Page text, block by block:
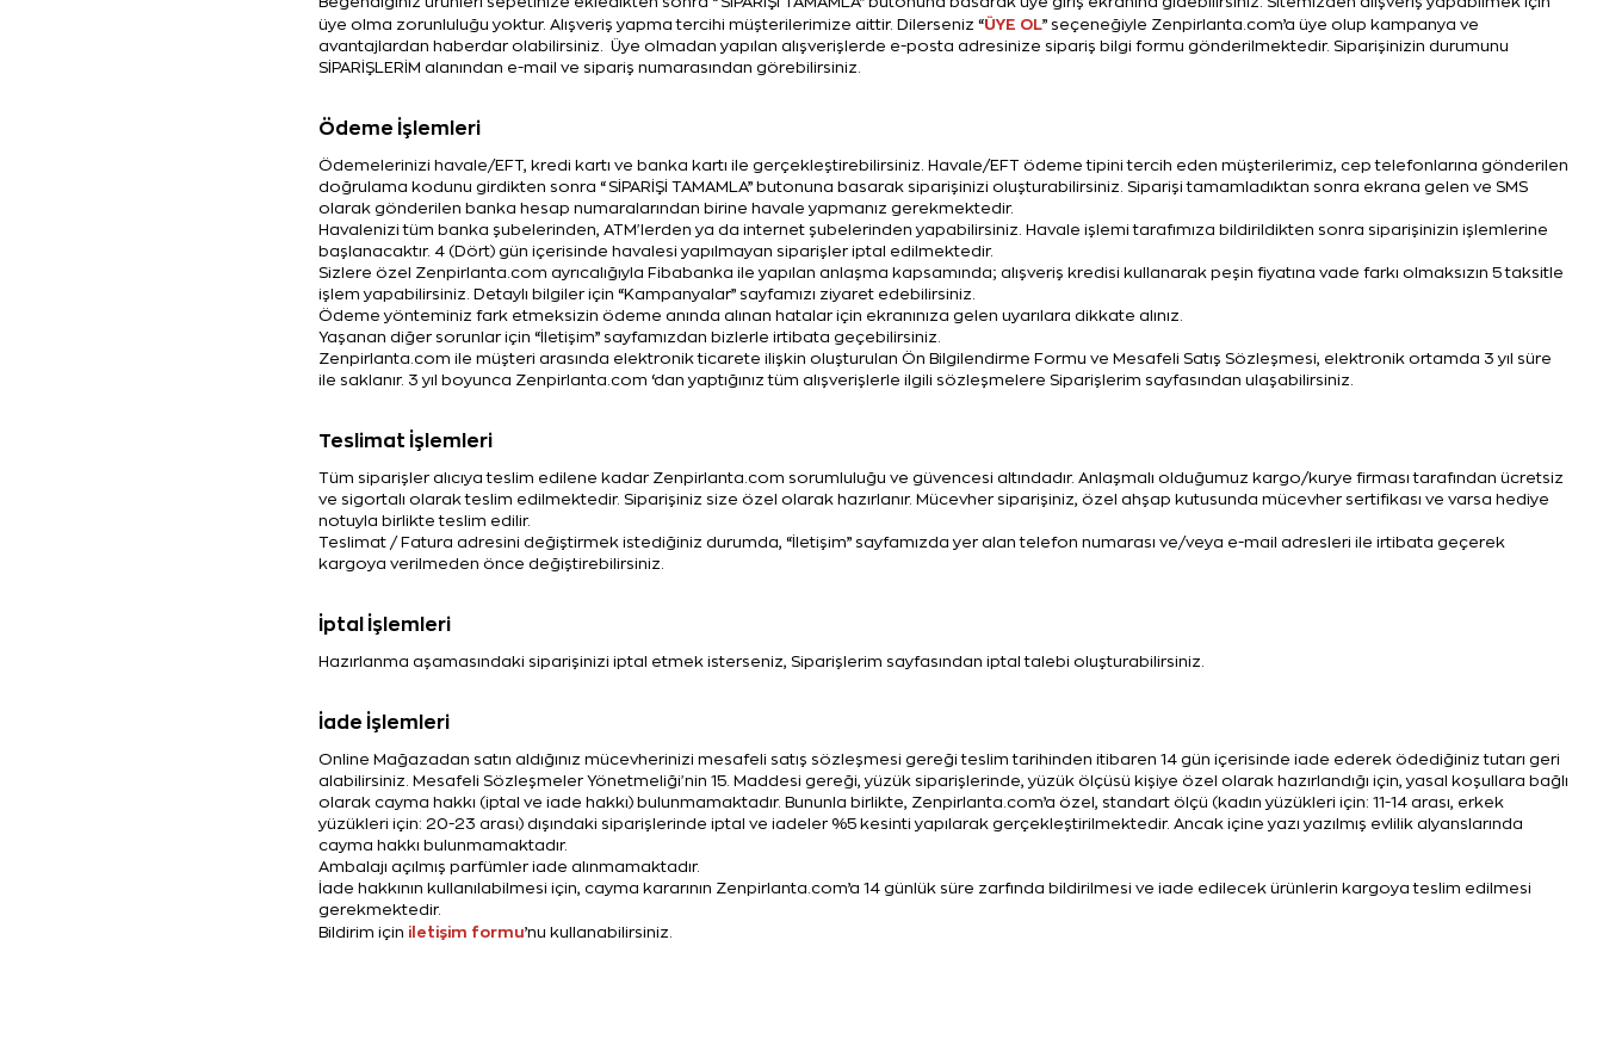
üye olma zorunluluğu yoktur. Alışveriş yapma tercihi müşterilerimize aittir. Dilerseniz “ÜYE OL” seçeneğiyle Zenpirlanta.com’a üye olup kampanya ve
avantajlardan haberdar olabilirsiniz. Üye olmadan yapılan alışverişlerde e-posta adresinize sipariş bilgi formu gönderilmektedir. Siparişinizin durumunu
SİPARİŞLERİM alanından e-mail ve sipariş numarasından görebilirsiniz.
Ödeme İşlemleri
Ödemelerinizi havale/EFT, kredi kartı ve banka kartı ile gerçekleştirebilirsiniz. Havale/EFT ödeme tipini tercih eden müşterilerimiz, cep telefonlarına gönderilen
doğrulama kodunu girdikten sonra “SİPARİŞİ TAMAMLA” butonuna basarak siparişinizi oluşturabilirsiniz. Siparişi tamamladıktan sonra ekrana gelen ve SMS
olarak gönderilen banka hesap numaralarından birine havale yapmanız gerekmektedir.
Havalenizi tüm banka şubelerinden, ATM'lerden ya da internet şubelerinden yapabilirsiniz. Havale işlemi tarafımıza bildirildikten sonra siparişinizin işlemlerine
başlanacaktır. 4 (Dört) gün içerisinde havalesi yapılmayan siparişler iptal edilmektedir.
Sizlere özel Zenpirlanta.com ayrıcalığıyla Fibabanka ile yapılan anlaşma kapsamında; alışveriş kredisi kullanarak peşin fiyatına vade farkı olmaksızın 5 taksitle
işlem yapabilirsiniz. Detaylı bilgiler için “Kampanyalar” sayfamızı ziyaret edebilirsiniz.
Ödeme yönteminiz fark etmeksizin ödeme anında alınan hatalar için ekranınıza gelen uyarılara dikkate alınız.
Yaşanan diğer sorunlar için “İletişim” sayfamızdan bizlerle irtibata geçebilirsiniz.
Zenpirlanta.com ile müşteri arasında elektronik ticarete ilişkin oluşturulan Ön Bilgilendirme Formu ve Mesafeli Satış Sözleşmesi, elektronik ortamda 3 yıl süre
ile saklanır. 3 yıl boyunca Zenpirlanta.com ‘dan yaptığınız tüm alışverişlerle ilgili sözleşmelere Siparişlerim sayfasından ulaşabilirsiniz.
Teslimat İşlemleri
Tüm siparişler alıcıya teslim edilene kadar Zenpirlanta.com sorumluluğu ve güvencesi altındadır. Anlaşmalı olduğumuz kargo/kurye firması tarafından ücretsiz
ve sigortalı olarak teslim edilmektedir. Siparişiniz size özel olarak hazırlanır. Mücevher siparişiniz, özel ahşap kutusunda mücevher sertifikası ve varsa hediye
notuyla birlikte teslim edilir.
Teslimat / Fatura adresini değiştirmek istediğiniz durumda, “İletişim” sayfamızda yer alan telefon numarası ve/veya e-mail adresleri ile irtibata geçerek
kargoya verilmeden önce değiştirebilirsiniz.
İptal İşlemleri
Hazırlanma aşamasındaki siparişinizi iptal etmek isterseniz, Siparişlerim sayfasından iptal talebi oluşturabilirsiniz.
İade İşlemleri
Online Mağazadan satın aldığınız mücevherinizi mesafeli satış sözleşmesi gereği teslim tarihinden itibaren 14 gün içerisinde iade ederek ödediğiniz tutarı geri
alabilirsiniz. Mesafeli Sözleşmeler Yönetmeliği'nin 15. Maddesi gereği, yüzük siparişlerinde, yüzük ölçüsü kişiye özel olarak hazırlandığı için, yasal koşullara bağlı
olarak cayma hakkı (iptal ve iade hakkı) bulunmamaktadır. Bununla birlikte, Zenpirlanta.com’a özel, standart ölçü (kadın yüzükleri için: 11-14 arası, erkek
yüzükleri için: 20-23 arası) dışındaki siparişlerinde iptal ve iadeler %5 kesinti yapılarak gerçekleştirilmektedir. Ancak içine yazı yazılmış evlilik alyanslarında
cayma hakkı bulunmamaktadır.
Ambalajı açılmış parfümler iade alınmamaktadır.
İade hakkının kullanılabilmesi için, cayma kararının Zenpirlanta.com’a 14 günlük süre zarfında bildirilmesi ve iade edilecek ürünlerin kargoya teslim edilmesi
gerekmektedir.
Bildirim için iletişim formu’nu kullanabilirsiniz.